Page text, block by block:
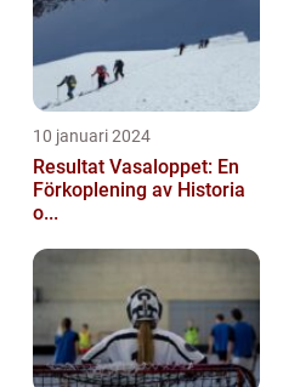
10 januari 2024
Resultat Vasaloppet: En
Förkoplening av Historia
o...